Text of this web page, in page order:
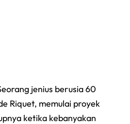
jenius berusia 60
Riquet, memulai proyek
ketika kebanyakan